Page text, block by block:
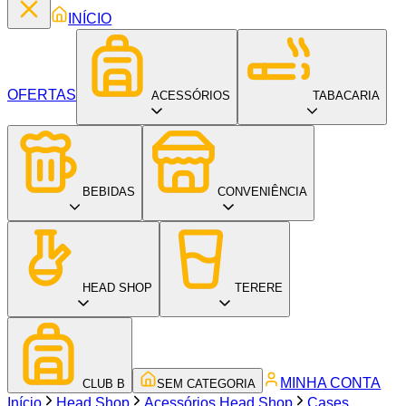
INÍCIO
OFERTAS ACESSÓRIOS TABACARIA
BEBIDAS CONVENIÊNCIA
HEAD SHOP TERERE
CLUB B SEM CATEGORIA
MINHA CONTA